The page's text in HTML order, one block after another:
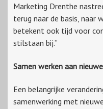
Marketing Drenthe
terug naar de basis, naar
betekent ook tijd voor
stilstaan bij.”
Samen werken aan
Een belangrijke
samenwerking met